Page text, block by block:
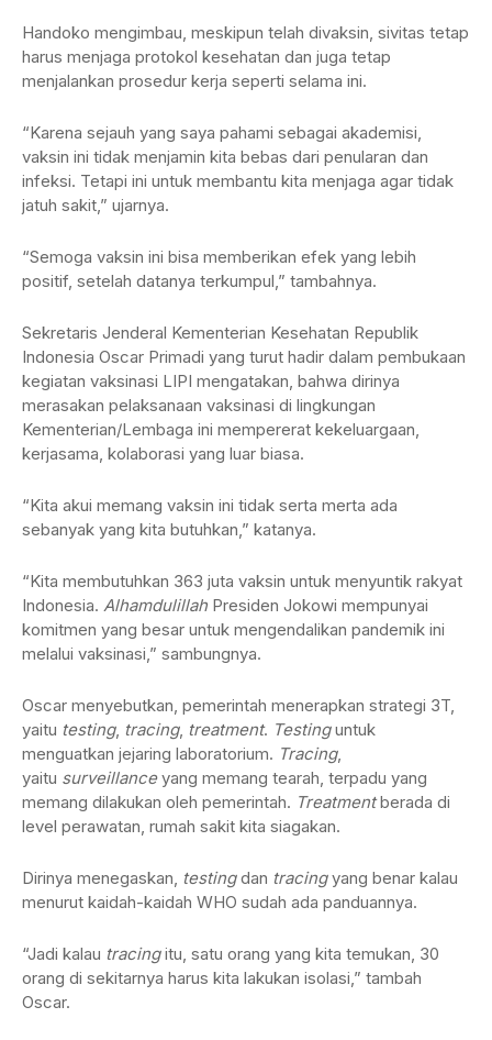
Handoko mengimbau, meskipun telah divaksin, sivitas tetap
harus menjaga protokol kesehatan dan juga tetap
menjalankan prosedur kerja seperti selama ini.
“Karena sejauh yang saya pahami sebagai akademisi,
vaksin ini tidak menjamin kita bebas dari penularan dan
infeksi. Tetapi ini untuk membantu kita menjaga agar tidak
jatuh sakit,” ujarnya.
“Semoga vaksin ini bisa memberikan efek yang lebih
positif, setelah datanya terkumpul,” tambahnya.
Sekretaris Jenderal Kementerian Kesehatan Republik
Indonesia Oscar Primadi yang turut hadir dalam pembukaan
kegiatan vaksinasi LIPI mengatakan, bahwa dirinya
merasakan pelaksanaan vaksinasi di lingkungan
Kementerian/Lembaga ini mempererat kekeluargaan,
kerjasama, kolaborasi yang luar biasa.
“Kita akui memang vaksin ini tidak serta merta ada
sebanyak yang kita butuhkan,” katanya.
“Kita membutuhkan 363 juta vaksin untuk menyuntik rakyat
Indonesia. Alhamdulillah Presiden Jokowi mempunyai
komitmen yang besar untuk mengendalikan pandemik ini
melalui vaksinasi,” sambungnya.
Oscar menyebutkan, pemerintah menerapkan strategi 3T,
yaitu testing, tracing, treatment. Testinguntuk
menguatkan jejaring laboratorium. Tracing,
yaitu surveillanceyang memang tearah, terpadu yang
memang dilakukan oleh pemerintah. Treatmentberada di
level perawatan, rumah sakit kita siagakan.
Dirinya menegaskan, testingdan tracingyang benar kalau
menurut kaidah-kaidah WHO sudah ada panduannya.
“Jadi kalau tracingitu, satu orang yang kita temukan, 30
orang di sekitarnya harus kita lakukan isolasi,” tambah
Oscar.